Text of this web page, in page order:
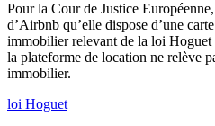
Pour la Cour de Justice
d’Airbnb qu’elle dispose d’une
immobilier relevant de la loi Hoguet
la plateforme de location ne relève
immobilier.
loi Hoguet